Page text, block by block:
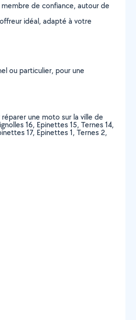
de confiance, autour de
idéal, adapté à votre
ou particulier, pour une
une moto sur la ville de
16, Epinettes 15, Ternes 14,
17, Epinettes 1, Ternes 2,